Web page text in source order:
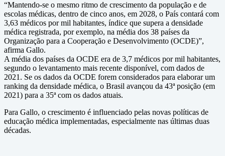
“Mantendo-se o mesmo ritmo de crescimento da população e de
escolas médicas, dentro de cinco anos, em 2028, o País contará com
3,63 médicos por mil habitantes, índice que supera a densidade
médica registrada, por exemplo, na média dos 38 países da
Organização para a Cooperação e Desenvolvimento (OCDE)”,
afirma Gallo.
A média dos países da OCDE era de 3,7 médicos por mil habitantes,
segundo o levantamento mais recente disponível, com dados de
2021. Se os dados da OCDE forem considerados para elaborar um
ranking da densidade médica, o Brasil avançou da 43ª posição (em
2021) para a 35ª com os dados atuais.
Para Gallo, o crescimento é influenciado pelas novas políticas de
educação médica implementadas, especialmente nas últimas duas
décadas.